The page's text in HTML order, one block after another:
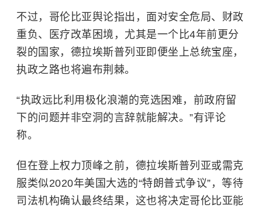
不过，哥伦比亚舆论指出，面对安全危局、财政
重负、医疗改革困境，尤其是一个比4年前更分
裂的国家，德拉埃斯普列亚即便坐上总统宝座，
执政之路也将遍布荆棘。
“执政远比利用极化浪潮的竞选困难，前政府留
下的问题并非空洞的言辞就能解决。”有评论
称。
但在登上权力顶峰之前，德拉埃斯普列亚或需克
服类似2020年美国大选的“特朗普式争议”，等待
司法机构确认最终结果，这也将决定哥伦比亚能